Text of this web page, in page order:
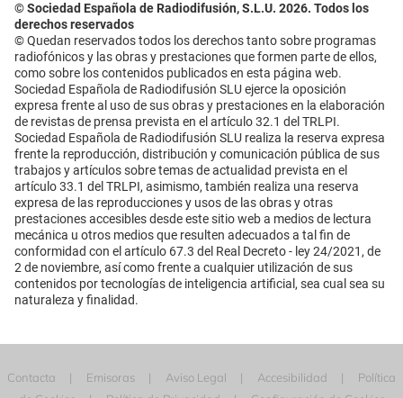
© Sociedad Española de Radiodifusión, S.L.U. 2026. Todos los
derechos reservados
© Quedan reservados todos los derechos tanto sobre programas
radiofónicos y las obras y prestaciones que formen parte de ellos,
como sobre los contenidos publicados en esta página web.
Sociedad Española de Radiodifusión SLU ejerce la oposición
expresa frente al uso de sus obras y prestaciones en la elaboración
de revistas de prensa prevista en el artículo 32.1 del TRLPI.
Sociedad Española de Radiodifusión SLU realiza la reserva expresa
frente la reproducción, distribución y comunicación pública de sus
trabajos y artículos sobre temas de actualidad prevista en el
artículo 33.1 del TRLPI, asimismo, también realiza una reserva
expresa de las reproducciones y usos de las obras y otras
prestaciones accesibles desde este sitio web a medios de lectura
mecánica u otros medios que resulten adecuados a tal fin de
conformidad con el artículo 67.3 del Real Decreto - ley 24/2021, de
2 de noviembre, así como frente a cualquier utilización de sus
contenidos por tecnologías de inteligencia artificial, sea cual sea su
naturaleza y finalidad.
Contacta Emisoras Aviso Legal Accesibilidad
Política